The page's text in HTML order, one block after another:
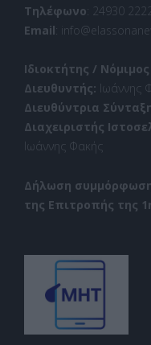
Τηλέφωνο: 24930
Email:
Ιδιοκτήτης /
Διευθυντής: Ιωάννης
Διευθύντρια
Διαχειριστής
Ιωάννης Φακής
Δήλωση
της Επιτροπής της